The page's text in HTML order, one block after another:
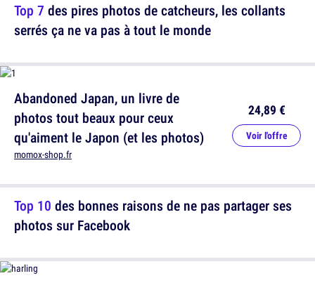
Abandoned Japan, un livre de
photos tout beaux pour ceux
qu'aiment le Japon (et les photos)
momox-shop.fr
24,89 €
Voir l'offre
Top 7 des pires photos de catcheurs, les collants
serrés ça ne va pas à tout le monde
Top 10 des bonnes raisons de ne pas partager ses
photos sur Facebook